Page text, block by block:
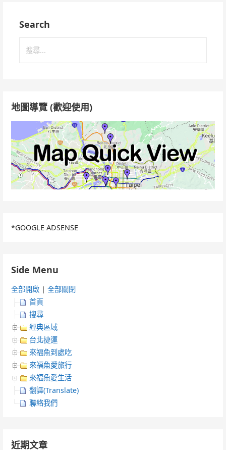
Search
地圖導覽 (歡迎使用)
*GOOGLE ADSENSE
Side Menu
全部開啟 |全部關閉
首頁
搜尋
經典區域
台北捷運
來福魚到處吃
來福魚愛旅行
來福魚愛生活
翻譯(Translate)
聯絡我們
近期文章